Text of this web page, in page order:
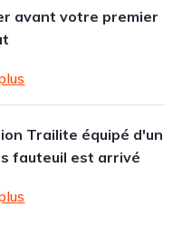
avant votre premier
Trailite équipé d'un
fauteuil est arrivé